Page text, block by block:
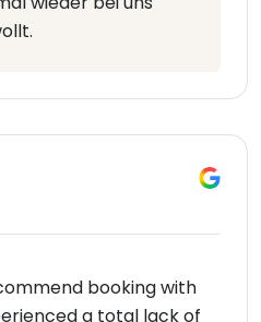
booking with
a total lack of